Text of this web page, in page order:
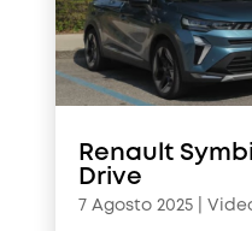
Renault
Drive
7 Agosto 2025|